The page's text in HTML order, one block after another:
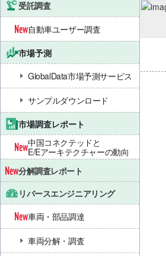
受託調査
自動車ユーザー調査
市場予測
GlobalData市場予測サービス
サンプルダウンロード
市場調査レポート
中国コネクテッドと
E/Eアーキテクチャーの動向
分解調査レポート
リバースエンジニアリング
車両・部品調達
車両分解・調査